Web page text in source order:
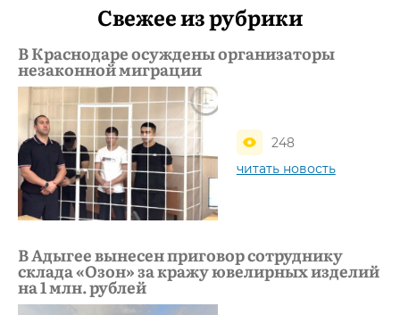
Свежее из рубрики
В Краснодаре осуждены организаторы
незаконной миграции
248
читать новость
В Адыгее вынесен приговор сотруднику
склада «Озон» за кражу ювелирных изделий
на 1 млн. рублей